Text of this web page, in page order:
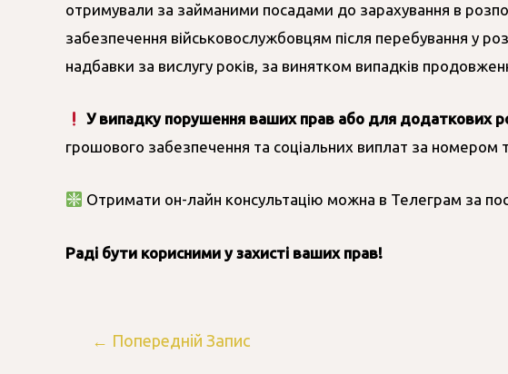
отримували за займаними посадами до зарахування в
забезпечення військовослужбовцям після перебування у
надбавки за вислугу років, за винятком випадків
У випадку порушення ваших прав або для додаткових
грошового забезпечення та соціальних виплат за номером
Отримати он-лайн консультацію можна в Телеграм за
Раді бути корисними у захисті ваших прав!
← Попередній Запис